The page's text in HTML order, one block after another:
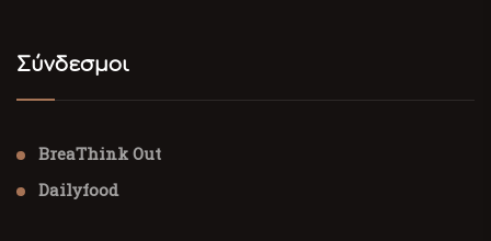
Σύνδεσμοι
BreaThink Out
Dailyfood